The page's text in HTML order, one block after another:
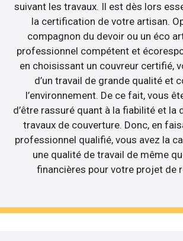
suivant les travaux. Il est dès lors
la certification de votre artisan.
compagnon du devoir ou un éco
professionnel compétent et
en choisissant un couvreur certifié,
d’un travail de grande qualité et
l’environnement. De ce fait, vous
d’être rassuré quant à la fiabilité et la
travaux de couverture. Donc, en
professionnel qualifié, vous avez la
une qualité de travail de même
financières pour votre projet de